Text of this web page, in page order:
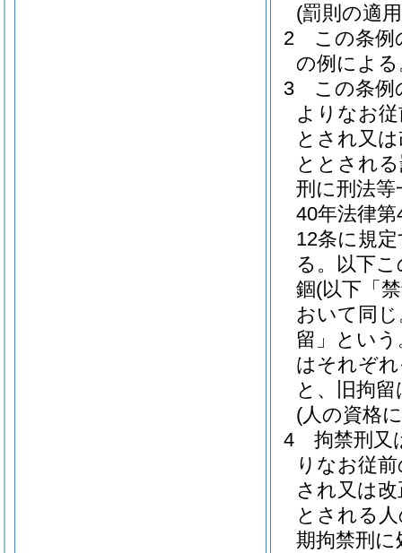
(罰則の適
2
この条
の例による
3
この条例
よりなお
とされ又
ととされ
刑に刑法等
40年法律
12条に規
る。以下
錮(以下「
おいて同じ
留」という
はそれぞ
と、旧拘
(人の資格
4
拘禁刑又
りなお従
され又は
とされる
期拘禁刑